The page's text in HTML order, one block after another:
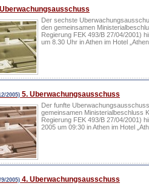
Der sechste
den gemeinsamen
Regierung FEK 493/B 27/04/2001)
um 8.30 Uhr in Athen im Hotel
2005) 5. Uberwachungsausschuss
Der funfte
gemeinsamen Ministerialbeschluss
Regierung FEK 493/B 27/04/2001)
2005 um 09:30 in Athen im Hotel
9/2005) 4. Uberwachungsausschuss